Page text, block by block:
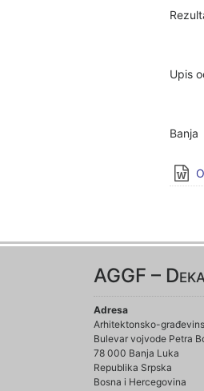
Upis
AGGF –
Adresa
Arhitektonsko-
Bulevar vojvode Petra
78 000 Banja Luka
Republika Srpska
Bosna i Hercegovina